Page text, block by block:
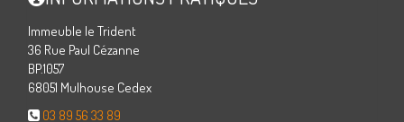
Immeuble le Trident
36 Rue Paul Cézanne
BP.1057
68051 Mulhouse Cedex
03 89 56 33 89